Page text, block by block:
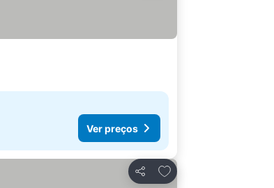
Ver preços
Partilhar
Adicionar aos favoritos